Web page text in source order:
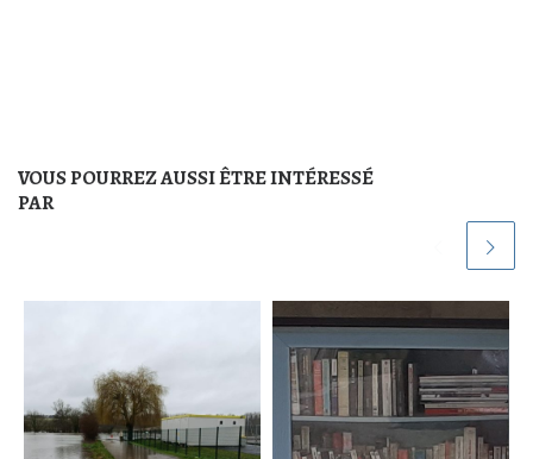
VOUS POURREZ AUSSI ÊTRE INTÉRESSÉ
PAR